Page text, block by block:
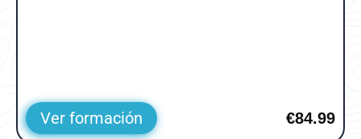
Ver formación €84.99